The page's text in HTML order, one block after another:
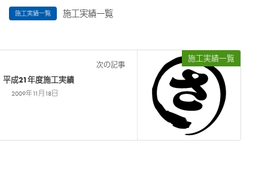
施工実績一覧 施工実績一覧
施工実績一覧
次の記事
平成21年度施工実績
2009年11月18日